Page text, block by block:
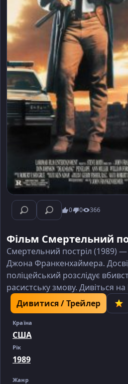
0 0 366
Фільм Смертельний
Смертельний постріл (1989)
Джона Франкенхаймера.
поліцейський розслідує
расистську змову. Дивіться
Дивитися / Трейлер
Країна
США
Рік
1989
Жанр